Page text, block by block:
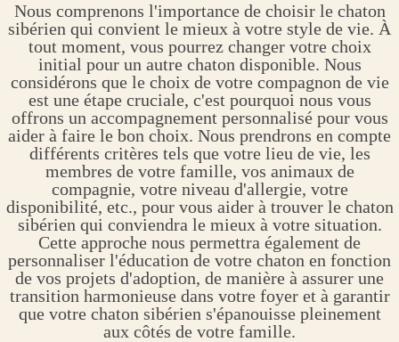
Nous comprenons l'importance de choisir le chaton
sibérien qui convient le mieux à votre style de vie. À
tout moment, vous pourrez changer votre choix
initial pour un autre chaton disponible. Nous
considérons que le choix de votre compagnon de vie
est une étape cruciale, c'est pourquoi nous vous
offrons un accompagnement personnalisé pour vous
aider à faire le bon choix. Nous prendrons en compte
différents critères tels que votre lieu de vie, les
membres de votre famille, vos animaux de
compagnie, votre niveau d'allergie, votre
disponibilité, etc., pour vous aider à trouver le chaton
sibérien qui conviendra le mieux à votre situation.
Cette approche nous permettra également de
personnaliser l'éducation de votre chaton en fonction
de vos projets d'adoption, de manière à assurer une
transition harmonieuse dans votre foyer et à garantir
que votre chaton sibérien s'épanouisse pleinement
aux côtés de votre famille.